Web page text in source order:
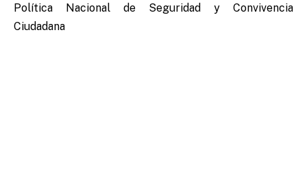
Política Nacional de Seguridad y Convivencia
Ciudadana